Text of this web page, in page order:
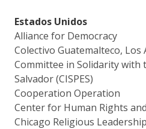
Estados Unidos
Alliance for Democracy
Colectivo Guatemalteco, Los
Committee in Solidarity with
Salvador (CISPES)
Cooperation Operation
Center for Human Rights
Chicago Religious